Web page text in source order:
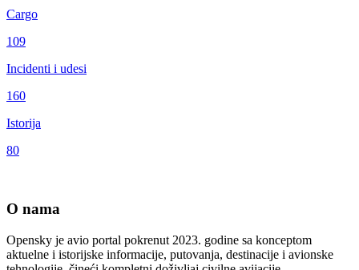
Cargo
109
Incidenti i udesi
160
Istorija
80
O nama
Opensky je avio portal pokrenut 2023. godine sa konceptom
aktuelne i istorijske informacije, putovanja, destinacije i avionske